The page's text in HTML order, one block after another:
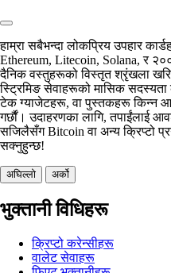
हाम्रा सबैभन्दा लोकप्रिय उपहार
Ethereum, Litecoin, Solana, र
दैनिक वस्तुहरूको विस्तृत श्रृंखला
स्ट्रिमिङ सेवाहरूको मासिक सदस्यता
टेक ग्याजेटहरू, वा पुस्तकहरू किन्न
गर्छौं। उदाहरणका लागि, तपाईंलाई
सजिलैसँग Bitcoin वा अन्य क्रिप्टो
सक्नुहुन्छ!
अघिल्लो अर्को
भुक्तानी विधिहरू
क्रिप्टो करेन्सीहरू
वालेट सेवाहरू